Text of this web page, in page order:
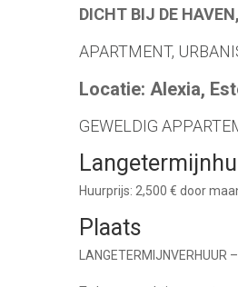
DICHT BIJ DE
APARTMENT,
Locatie: Alexia,
GEWELDIG
Huurprijs: 2,500 € door
Plaats